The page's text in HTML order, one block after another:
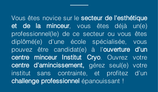
Vous êtes novice sur lesecteur de l'esthétique
et de la minceur, vous êtes déjà un(e)
professionnel(le) de ce secteur ou vous êtes
diplômé(e) d'une école spécialisée, vous
pouvez être candidat(e) à l'ouverture d'un
centre minceur Institut Cryo. Ouvrez votre
centre d'amincissement, gérez seul(e) votre
institut sans contrainte, et profitez d'un
challenge professionnel épanouissant !